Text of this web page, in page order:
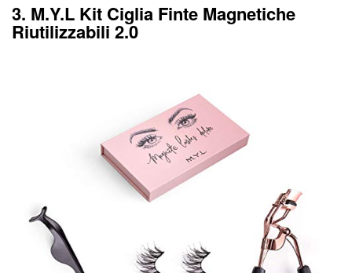
3. M.Y.L Kit Ciglia Finte Magnetiche
Riutilizzabili 2.0